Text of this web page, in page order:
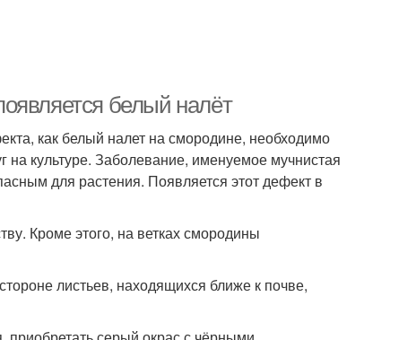
белый налёт
как белый налет на смородине, необходимо
на культуре. Заболевание, именуемое мучнистая
для растения. Появляется этот дефект в
Кроме этого, на ветках смородины
листьев, находящихся ближе к почве,